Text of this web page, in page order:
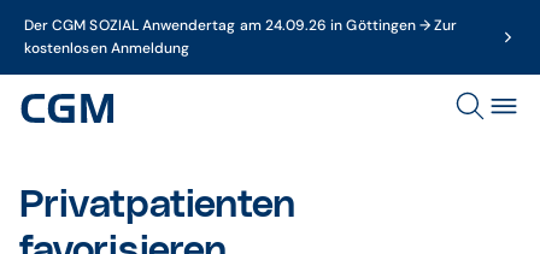
Der CGM SOZIAL Anwendertag am 24.09.26 in Göttingen → Zur
kostenlosen Anmeldung
Privatpatienten